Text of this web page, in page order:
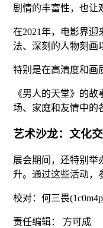
剧情的丰富性，也让
在2021年，电影界
法、深刻的人物刻画
特别是在高清度和画
《男人的天堂》的
场、家庭和友情中的
艺术沙龙：文化
展会期间，还特别举
升。通过这些活动，
校对：何三畏
责任编辑： 方可成